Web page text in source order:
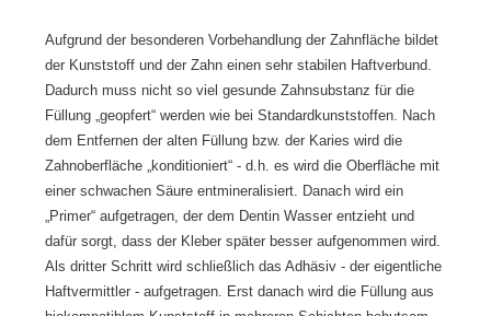
Aufgrund der besonderen Vorbehandlung der Zahnfläche bildet
der Kunststoff und der Zahn einen sehr stabilen Haftverbund.
Dadurch muss nicht so viel gesunde Zahnsubstanz für die
Füllung „geopfert“ werden wie bei Standardkunststoffen. Nach
dem Entfernen der alten Füllung bzw. der Karies wird die
Zahnoberfläche „konditioniert“ - d.h. es wird die Oberfläche mit
einer schwachen Säure entmineralisiert. Danach wird ein
„Primer“ aufgetragen, der dem Dentin Wasser entzieht und
dafür sorgt, dass der Kleber später besser aufgenommen wird.
Als dritter Schritt wird schließlich das Adhäsiv - der eigentliche
Haftvermittler - aufgetragen. Erst danach wird die Füllung aus